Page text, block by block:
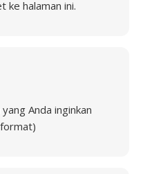
ke halaman ini.
Anda inginkan